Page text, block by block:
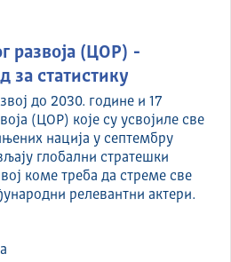
развоја (ЦОР) -
за статистику
до 2030. године и 17
(ЦОР) које су усвојиле све
нација у септембру
глобални стратешки
коме треба да стреме све
релевантни актери.